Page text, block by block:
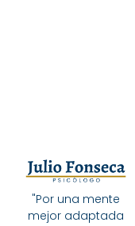
"Por una mente
mejor adaptada